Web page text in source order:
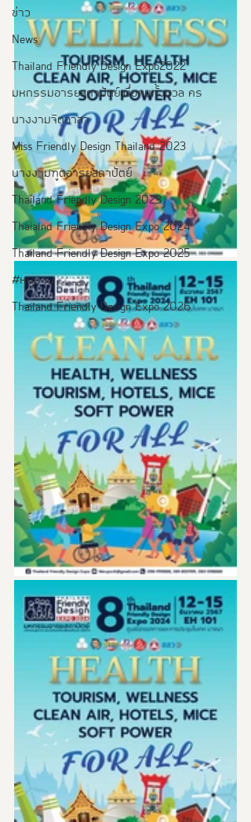
ข่าว
News
Thailand Friendly Design Expo2022
มหกรรมอารยสถาปัตย์เพื่อคนทั้งมวล คร
นางงามจิตอาสา
Miss Friendly Design Thailand 2023
นางงามฑูตอารยสถาปัตย์
Thailand Friendly Design 2023
Thaialnd Friendly Design Expo 2024
Thailand Friendly Design Expo 2025
#หนุมาน
Thailand Friendly Design Expo 2026